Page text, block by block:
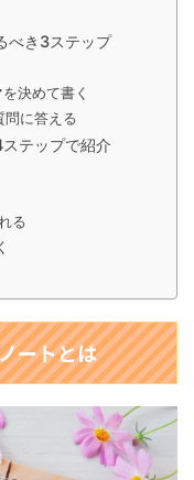
べき3ステップ
決めて書く
問に答える
テップで紹介
る
ートとは